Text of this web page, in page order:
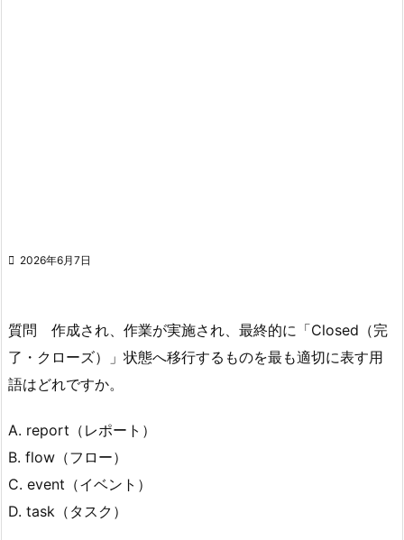
 2026年6月7日
質問 作成され、作業が実施され、最終的に「Closed（完
了・クローズ）」状態へ移行するものを最も適切に表す用
語はどれですか。
A. report（レポート）
B. flow（フロー）
C. event（イベント）
D. task（タスク）